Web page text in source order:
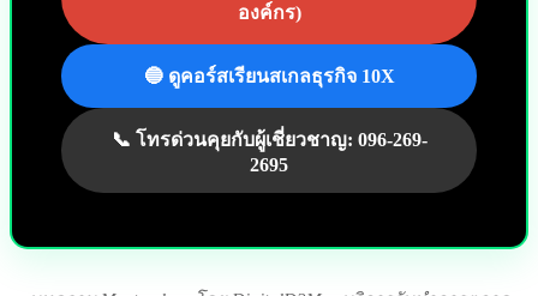
องค์กร)
🔵 ดูคอร์สเรียนสเกลธุรกิจ 10X
📞 โทรด่วนคุยกับผู้เชี่ยวชาญ: 096-269-
2695